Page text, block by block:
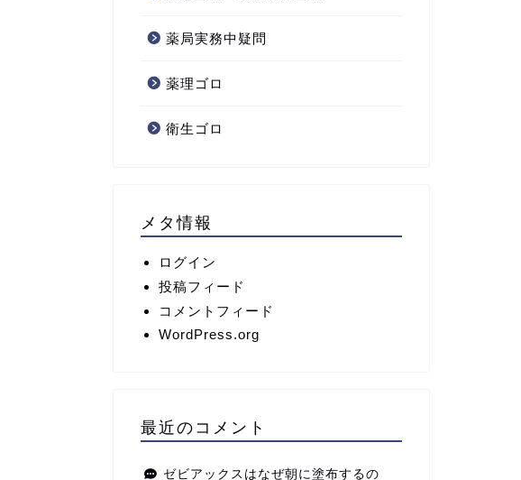
薬局実務中疑問
薬理ゴロ
衛生ゴロ
メタ情報
ログイン
投稿フィード
コメントフィード
WordPress.org
最近のコメント
ゼビアックスはなぜ朝に塗布するの